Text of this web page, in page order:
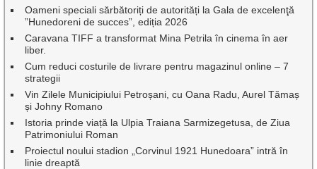
Oameni speciali sărbătoriți de autorități la Gala de excelenţă
”Hunedoreni de succes”, ediția 2026
Caravana TIFF a transformat Mina Petrila în cinema în aer
liber.
Cum reduci costurile de livrare pentru magazinul online – 7
strategii
Vin Zilele Municipiului Petroșani, cu Oana Radu, Aurel Tămaș
și Johny Romano
Istoria prinde viață la Ulpia Traiana Sarmizegetusa, de Ziua
Patrimoniului Roman
Proiectul noului stadion „Corvinul 1921 Hunedoara” intră în
linie dreaptă